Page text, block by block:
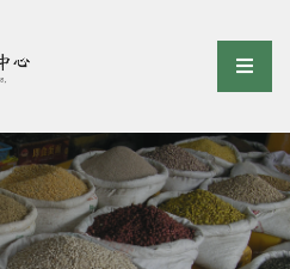
專題中心選